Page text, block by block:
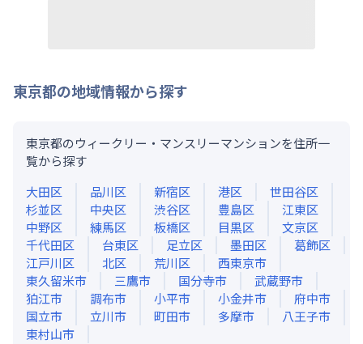
東京都の地域情報から探す
東京都のウィークリー・マンスリーマンションを住所一
覧から探す
大田区
品川区 新宿区 港区
世田谷区
杉並区
中央区 渋谷区 豊島区
江東区
中野区
練馬区 板橋区 目黒区
文京区
千代田区
台東区 足立区 墨田区
葛飾区
江戸川区
北区 荒川区
西東京市
東久留米市
三鷹市 国分寺市
武蔵野市
狛江市
調布市 小平市 小金井市
府中市
国立市
立川市 町田市 多摩市
八王子市
東村山市